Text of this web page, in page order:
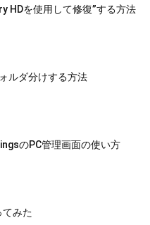
HDを使用して修復”する方法
ルダ分けする方法
のPC管理画面の使い方
てみた